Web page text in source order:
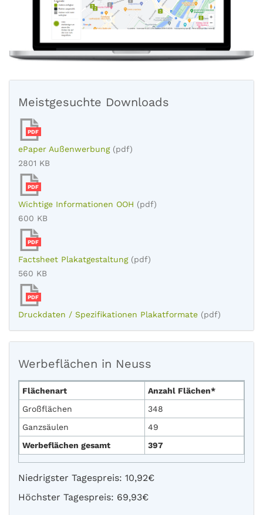
Meistgesuchte Downloads
PDF
ePaper Außenwerbung (pdf)
2801 KB
PDF
Wichtige Informationen OOH (pdf)
600 KB
PDF
Factsheet Plakatgestaltung (pdf)
560 KB
PDF
Druckdaten / Spezifikationen Plakatformate (pdf)
Werbeflächen in Neuss
Flächenart
Anzahl Flächen*
Großflächen
348
Ganzsäulen
49
Werbeflächen gesamt
397
Niedrigster Tagespreis: 10,92€
Höchster Tagespreis: 69,93€